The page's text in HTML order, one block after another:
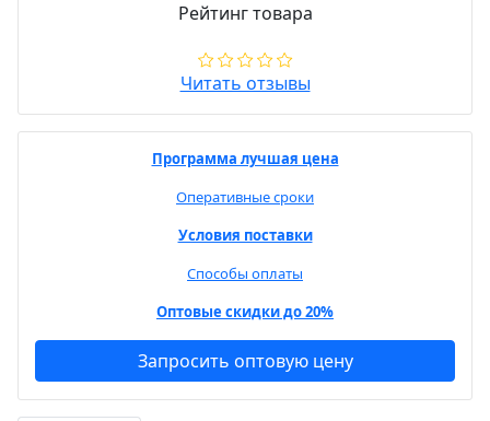
Рейтинг товара
Читать отзывы
Программа лучшая цена
Оперативные сроки
Условия поставки
Способы оплаты
Оптовые скидки до 20%
Запросить оптовую цену